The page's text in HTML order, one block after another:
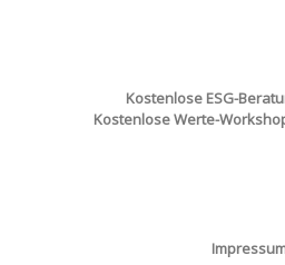
Kostenlose ESG-
Kostenlose Werte-